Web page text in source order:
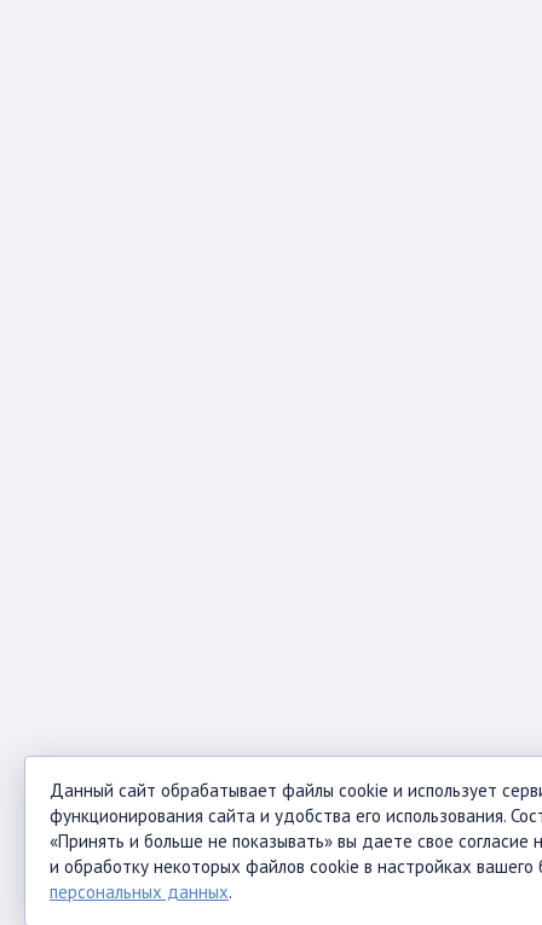
Данный сайт обрабатывает файлы cookie и использует
функционирования сайта и удобства его использования.
«Принять и больше не показывать» вы даете свое
и обработку некоторых файлов cookie в настройках
персональных данных.